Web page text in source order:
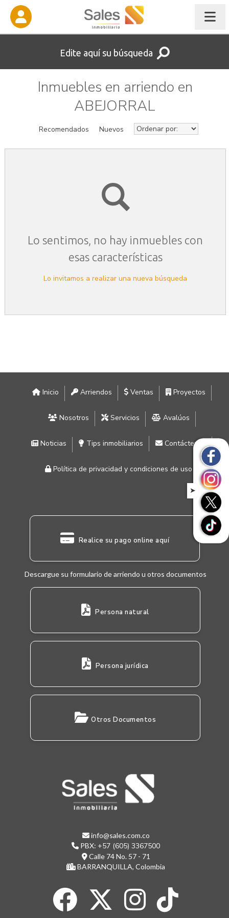
Edite aquí su búsqueda
Inmuebles en arriendo en
ABEJORRAL
Recomendados Nuevos
Lo sentimos, no hay inmuebles con
esas características
Lo invitamos a realizar una nueva búsqueda
Inicio Arriendos Ventas Proyectos
Nosotros Servicios Avalúos
Noticias Tips inmobiliarios Contáctenos
Política de privacidad y condiciones de uso
Realice su pago online aquí
Descargue su formulario de arriendo u otros documentos
Persona natural
Persona jurídica
Otros Documentos
info@sales.com.co
PBX: +57 (605) 3367500
Calle 74 No. 57 - 71
BARRANQUILLA, Colombia
➤